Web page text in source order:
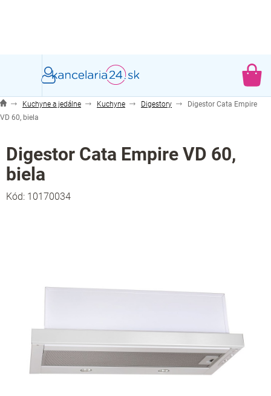
Kuchyne a jedálne Kuchyne Digestory
Digestor Cata Empire
VD 60, biela
Digestor Cata Empire VD 60,
biela
Kód: 10170034